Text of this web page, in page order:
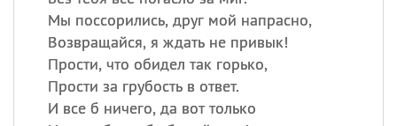
Мы поссорились, друг мой напрасно,
Возвращайся, я ждать не привык!
Прости, что обидел так горько,
Прости за грубость в ответ.
И все б ничего, да вот только